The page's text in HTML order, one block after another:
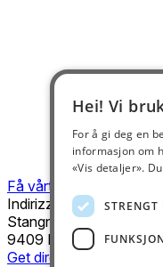
Få vårt nyhetsbrev
Indirizzo
Stangnesterminalen 2D
9409 Harstad
Get directions
Hei! Vi
For å gi deg en
informasjon om
«Vis detaljer».